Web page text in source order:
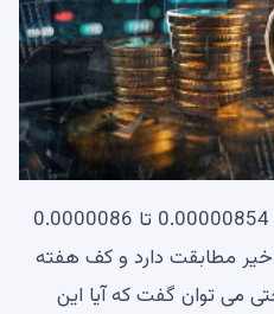
در طول روز، قیمت به محدوده 0.00000854 تا 0.0000086
مطابقت دارد و کف هفته
می توان گفت که آیا این